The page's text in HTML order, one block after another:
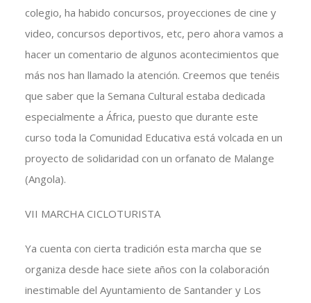
colegio, ha habido concursos, proyecciones de cine y
video, concursos deportivos, etc, pero ahora vamos a
hacer un comentario de algunos acontecimientos que
más nos han llamado la atención. Creemos que tenéis
que saber que la Semana Cultural estaba dedicada
especialmente a África, puesto que durante este
curso toda la Comunidad Educativa está volcada en un
proyecto de solidaridad con un orfanato de Malange
(Angola).
VII MARCHA CICLOTURISTA
Ya cuenta con cierta tradición esta marcha que se
organiza desde hace siete años con la colaboración
inestimable del Ayuntamiento de Santander y Los